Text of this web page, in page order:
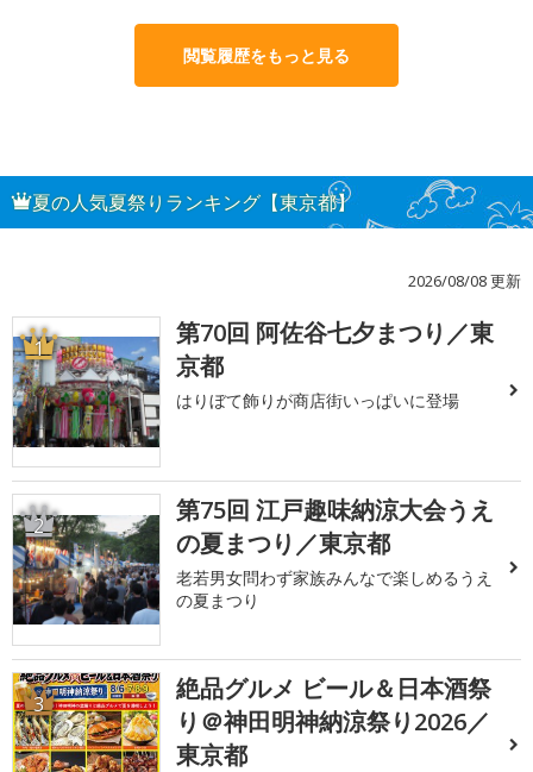
閲覧履歴をもっと見る
夏の人気夏祭りランキング【東京都】
2026/08/08 更新
1
第70回 阿佐谷七夕まつり／東
京都
はりぼて飾りが商店街いっぱいに登場
2
第75回 江戸趣味納涼大会うえ
の夏まつり／東京都
老若男女問わず家族みんなで楽しめるうえ
の夏まつり
3
絶品グルメ ビール＆日本酒祭
り＠神田明神納涼祭り2026／
東京都